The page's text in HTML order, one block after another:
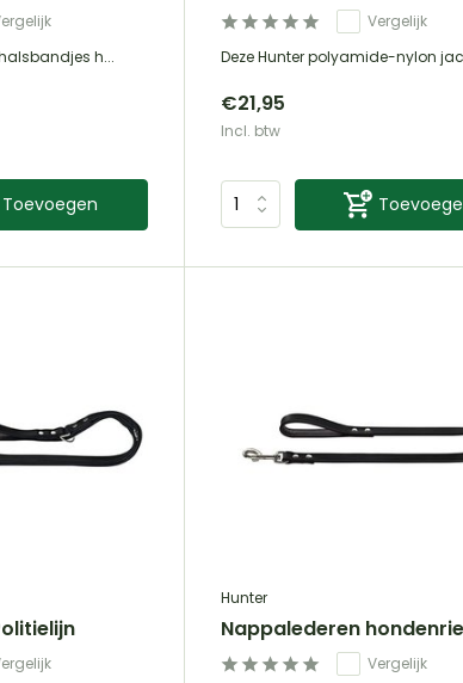
h...
Toevoegen
Vergelijk
Deze Hunter polyamide-nylon
€21,95
Incl. btw
Hunter
Nappalederen
Vergelijk